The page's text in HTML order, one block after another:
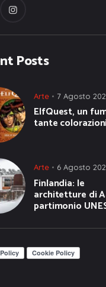
Posts
Arte 7 Agosto
ElfQuest, un
tante
Arte 6 Agosto
Finlandia: le
architetture di
partimonio